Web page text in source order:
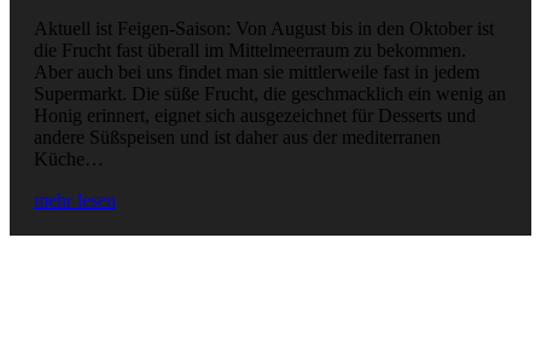
Aktuell ist Feigen-Saison: Von August bis in den Oktober ist
die Frucht fast überall im Mittelmeerraum zu bekommen.
Aber auch bei uns findet man sie mittlerweile fast in jedem
Supermarkt. Die süße Frucht, die geschmacklich ein wenig an
Honig erinnert, eignet sich ausgezeichnet für Desserts und
andere Süßspeisen und ist daher aus der mediterranen
Küche…
mehr lesen